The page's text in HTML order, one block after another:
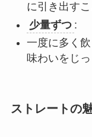
に引き出すこ
少量ずつ :
一度に多く
味わいをじ
ストレートの